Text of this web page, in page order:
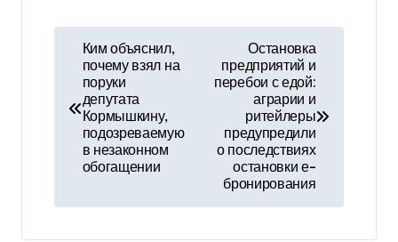
в
Ким объяснил,
почему взял на
поруки
депутата
Кормышкину,
подозреваемую
в незаконном
обогащении
Остановка
предприятий и
перебои с едой:
аграрии и
ритейлеры
предупредили
о последствиях
остановки е-
бронирования